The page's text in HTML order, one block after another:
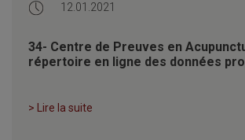
12.01.2021
34- Centre de Preuves en
répertoire en ligne des données
> Lire la suite